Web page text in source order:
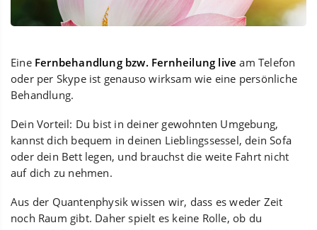
Eine Fernbehandlung bzw. Fernheilung live am Telefon
oder per Skype ist genauso wirksam wie eine persönliche
Behandlung.
Dein Vorteil: Du bist in deiner gewohnten Umgebung,
kannst dich bequem in deinen Lieblingssessel, dein Sofa
oder dein Bett legen, und brauchst die weite Fahrt nicht
auf dich zu nehmen.
Aus der Quantenphysik wissen wir, dass es weder Zeit
noch Raum gibt. Daher spielt es keine Rolle, ob du